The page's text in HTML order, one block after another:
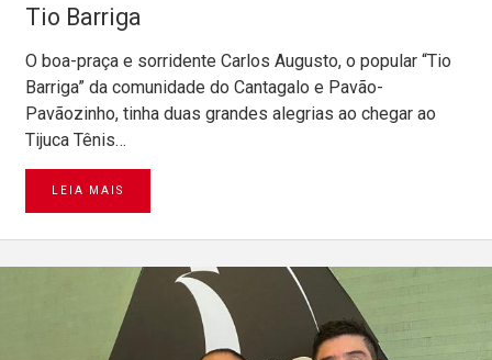
Tio Barriga
O boa-praça e sorridente Carlos Augusto, o popular “Tio
Barriga” da comunidade do Cantagalo e Pavão-
Pavãozinho, tinha duas grandes alegrias ao chegar ao
Tijuca Tênis…
LEIA MAIS